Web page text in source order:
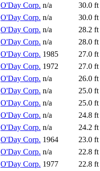
O'Day Corp. n/a 30.0 ft
O'Day Corp. n/a 30.0 ft
O'Day Corp. n/a 28.2 ft
O'Day Corp. n/a 28.0 ft
O'Day Corp. 1985 27.0 ft
O'Day Corp. 1972 27.0 ft
O'Day Corp. n/a 26.0 ft
O'Day Corp. n/a 25.0 ft
O'Day Corp. n/a 25.0 ft
O'Day Corp. n/a 24.8 ft
O'Day Corp. n/a 24.2 ft
O'Day Corp. 1964 23.0 ft
O'Day Corp. n/a 22.8 ft
O'Day Corp. 1977 22.8 ft